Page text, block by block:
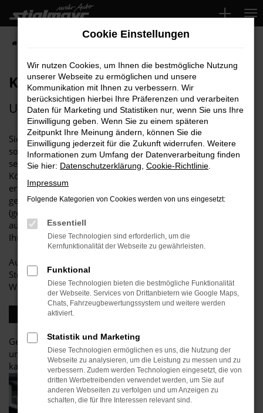
Zum
Hauptinhalt
springen
Karriere bei der Stiglmayr Gruppe
Unsere aktuellen Stellenangebote
Sie leben automobile Leidenschaft genau wie wir? Sie haben
sozusagen Benzin im Blut und möchten gerne in einem
serviceorientierten Automobilhandelsunternehmen Ihr
Können unter Beweis stellen, Erfahrung sammeln oder einen
erstklassigen Einstieg in Berufsleben? Dann sind Sie bei uns
genau richtig. Als mittelständiges Familienunternehmen
(gegründet 1905) mit derzeit über 260 Mitarbeitern, verteilt
auf vier Betriebsstandorte, bieten wir Ihnen die Plattform für
Ihre beruflichen Ziele.
Auf unseren Karriereseiten finden Sie alle aktuellen
Stellenangebote und Ausbildungsplätze.
Wir freuen uns auf Ihre aussagekräftige Bewerbung.
UNSERE AKTUELLEN STELLENANGEBOTE
Gerne können Sie uns auch eine Initiativbewerbung senden
unter
karriere@stiglmayr-gruppe.de.
Cookie Einstellungen
Wir nutzen Cookies, um Ihnen die bestmögliche Nutzung
unserer Webseite zu ermöglichen und unsere
Kommunikation mit Ihnen zu verbessern. Wir
berücksichtigen hierbei Ihre Präferenzen und verarbeiten
Daten für Marketing und Statistiken nur, wenn Sie uns Ihre
Einwilligung geben. Wenn Sie zu einem späteren
Zeitpunkt Ihre Meinung ändern, können Sie die
Einwilligung jederzeit für die Zukunft widerrufen. Weitere
Informationen zum Umfang der Datenverarbeitung finden
Sie hier: Datenschutzerklärung Cookie-Richtlinie
Impressum
Folgende Kategorien von Cookies werden von uns eingesetzt:
Essentiell
Diese Technologien sind erforderlich, um die
Kernfunktionalität der Webseite zu gewährleisten.
Funktional
Diese Technologien bieten die bestmögliche Funktionalität
der Webseite. Services von Drittanbietern wie Google Maps,
Chats, Fahrzeugbewertungssystem und weitere werden
aktiviert.
Statistik und Marketing
Diese Technologien ermöglichen es uns, die Nutzung der
Webseite zu analysieren, um die Leistung zu messen und zu
verbessern. Zudem werden Technologien eingesetzt, die von
dritten Werbetreibenden verwendet werden, um Sie auf
anderen Webseiten zu verfolgen und um Anzeigen zu
schalten, die für Ihre Interessen relevant sind.